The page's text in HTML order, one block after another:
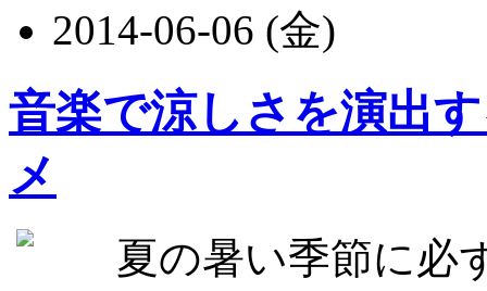
2014-06-06 (金)
音楽で涼しさを演出
メ
夏の暑い季節に必